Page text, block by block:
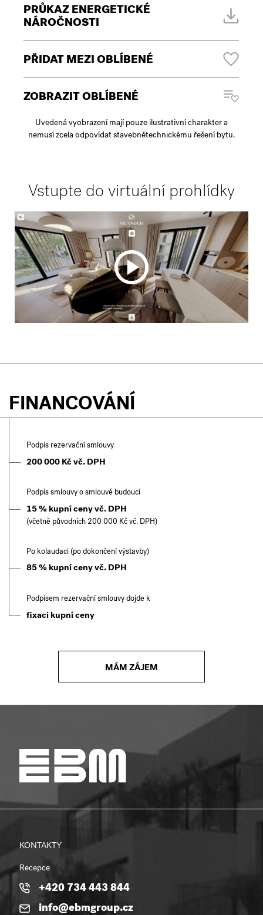
PRŮKAZ ENERGETICKÉ
NÁROČNOSTI
PŘIDAT MEZI OBLÍBENÉ
ZOBRAZIT OBLÍBENÉ
Uvedená vyobrazení mají pouze ilustrativní charakter a
nemusí zcela odpovídat stavebnětechnickému řešení bytu.
Vstupte do virtuální prohlídky
FINANCOVÁNÍ
Podpis rezervační smlouvy
200 000 Kč vč. DPH
Podpis smlouvy o smlouvě budoucí
15 % kupní ceny vč. DPH
(včetně původních 200 000 Kč vč. DPH)
Po kolaudaci (po dokončení výstavby)
85 % kupní ceny vč. DPH
Podpisem rezervační smlouvy dojde k
fixaci kupní ceny
MÁM ZÁJEM
KONTAKTY
Recepce
+420 734 443 844
info@ebmgroup.cz